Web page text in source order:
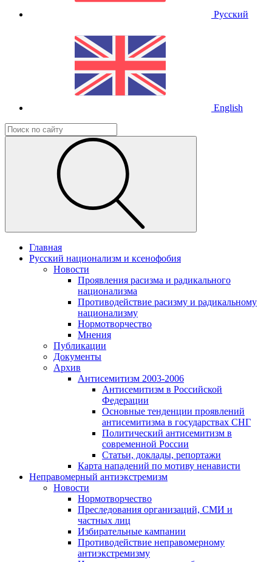
Русский
English
Главная
Русский национализм и ксенофобия
Новости
Проявления расизма и радикального
национализма
Противодействие расизму и радикальному
национализму
Нормотворчество
Мнения
Публикации
Документы
Архив
Антисемитизм 2003-2006
Антисемитизм в Российской
Федерации
Основные тенденции проявлений
антисемитизма в государствах СНГ
Политический антисемитизм в
современной России
Статьи, доклады, репортажи
Карта нападений по мотиву ненависти
Неправомерный антиэкстремизм
Новости
Нормотворчество
Преследования организаций, СМИ и
частных лиц
Избирательные кампании
Противодействие неправомерному
антиэкстремизму